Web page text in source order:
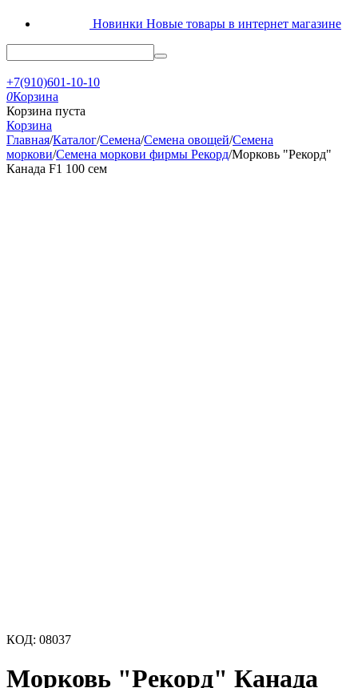
Новинки Новые товары в интернет магазине
+7(910)601-10-10
0Корзина
Корзина пуста
Корзина
Главная/Каталог/Семена/Семена овощей/Семена
моркови/Семена моркови фирмы Рекорд/Морковь "Рекорд"
Канада F1 100 сем
КОД: 08037
Морковь "Рекорд" Канада